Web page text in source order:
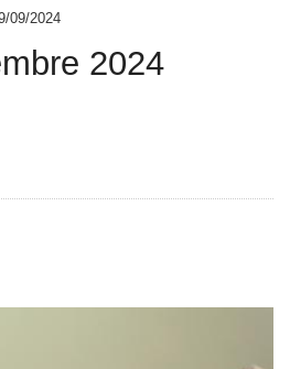
09/2024
2024